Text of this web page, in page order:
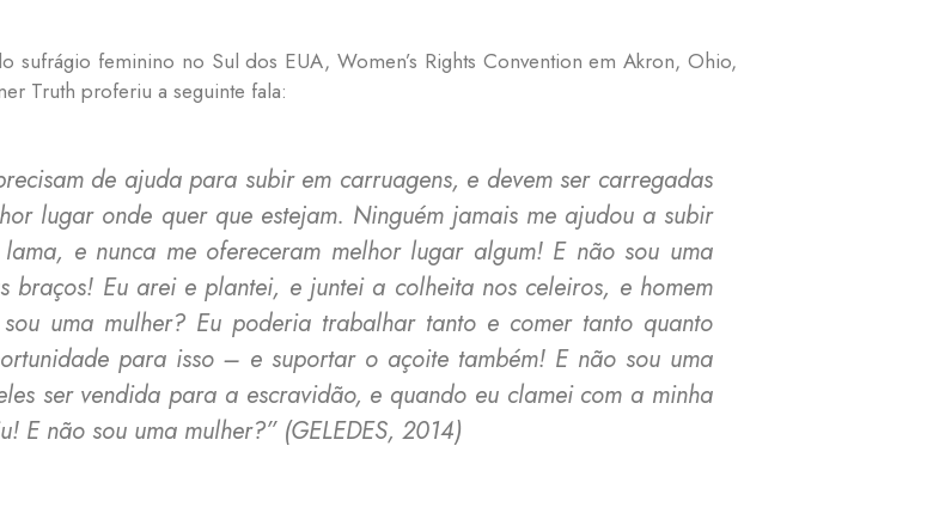
sufrágio feminino no Sul dos EUA, Women’s Rights Convention em Akron, Ohio,
Truth proferiu a seguinte fala:
de ajuda para subir em carruagens, e devem ser carregadas
lugar onde quer que estejam. Ninguém jamais me ajudou a subir
e nunca me ofereceram melhor lugar algum! E não sou uma
braços! Eu arei e plantei, e juntei a colheita nos celeiros, e homem
uma mulher? Eu poderia trabalhar tanto e comer tanto quanto
para isso – e suportar o açoite também! E não sou uma
ser vendida para a escravidão, e quando eu clamei com a minha
E não sou uma mulher?”(GELEDES, 2014)